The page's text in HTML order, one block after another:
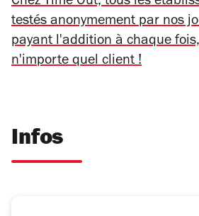
testés anonymement par nos
payant l'addition à chaque
n'importe quel client !
Infos